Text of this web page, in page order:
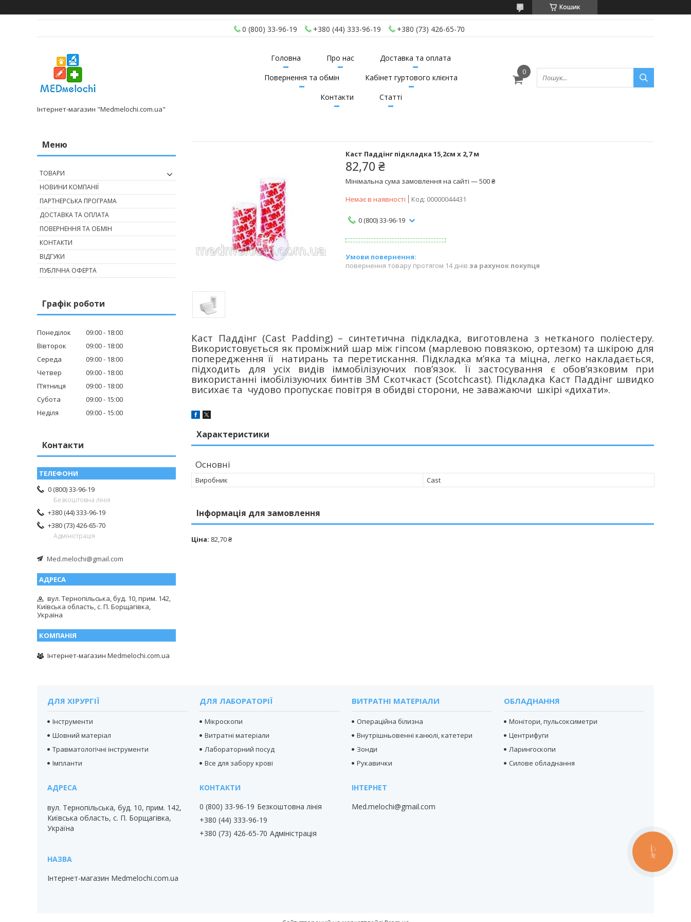
Кошик
0 (800) 33-96-19 +380 (44) 333-96-19 +380 (73) 426-65-70
Інтернет-магазин "Medmelochi.com.ua"
Головна Про нас
Доставка та оплата
Повернення та обмін
Кабінет гуртового клієнта
Контакти
Статті
Каст Паддінг підкладка 15,2см х 2,7 м
82,70 ₴
Мінімальна сума замовлення на сайті — 500 ₴
Немає в наявності
Код: 00000044431
0 (800) 33-96-19
повернення товару протягом 14 днів за рахунок покупця
Каст Паддінг (Cast Padding) – синтетична підкладка, виготовлена з нетканого поліестеру.
Використовується як проміжний шар між гіпсом (марлевою повязкою, ортезом) та шкірою для
попередження її натирань та перетискання. Підкладка м’яка та міцна, легко накладається,
підходить для усіх видів іммобілізуючих пов’язок. Її застосування є обов’язковим при
використанні імобілізуючих бинтів ЗМ Скотчкаст (Sсotchcast). Підкладка Каст Паддінг швидко
висихає та чудово пропускає повітря в обидві сторони, не заважаючи шкірі «дихати».
Характеристики
Основні
Виробник Cast
Інформація для замовлення
Ціна: 82,70 ₴
ТОВАРИ
НОВИНИ КОМПАНІЇ
ПАРТНЕРСЬКА ПРОГРАМА
ДОСТАВКА ТА ОПЛАТА
ПОВЕРНЕННЯ ТА ОБМІН
КОНТАКТИ
ВІДГУКИ
ПУБЛІЧНА ОФЕРТА
Графік роботи
Понеділок 09:00
18:00
Вівторок
09:00
18:00
Середа
09:00
18:00
Четвер
09:00
18:00
Пʼятниця
09:00
18:00
Субота
09:00
15:00
Неділя
09:00 15:00
Контакти
0 (800) 33-96-19
Безкоштовна лінія
+380 (44) 333-96-19
+380 (73) 426-65-70
Адміністрація
Med.melochi@gmail.com
вул. Тернопільська, буд. 10, прим. 142,
Київська область, с. П. Борщагівка,
Україна
Інтернет-магазин Medmelochi.com.ua
ДЛЯ ХІРУРГІЇ
Інструменти
Шовний матеріал
Травматологічні інструменти
Імпланти
ДЛЯ ЛАБОРАТОРІЇ
Мікроскопи
Витратні матеріали
Лабораторний посуд
Все для забору крові
ВИТРАТНІ МАТЕРІАЛИ
Операційна білизна
Внутрішньовенні канюлі, катетери
Зонди
Рукавички
ОБЛАДНАННЯ
Монітори, пульсоксиметри
Центрифуги
Ларингоскопи
Силове обладнання
вул. Тернопільська, буд. 10, прим. 142,
Київська область, с. П. Борщагівка,
Україна
Інтернет-магазин Medmelochi.com.ua
0 (800) 33-96-19 Безкоштовна лінія
+380 (44) 333-96-19
+380 (73) 426-65-70 Адміністрація
Med.melochi@gmail.com
КНОПКА
ЗВ'ЯЗКУ